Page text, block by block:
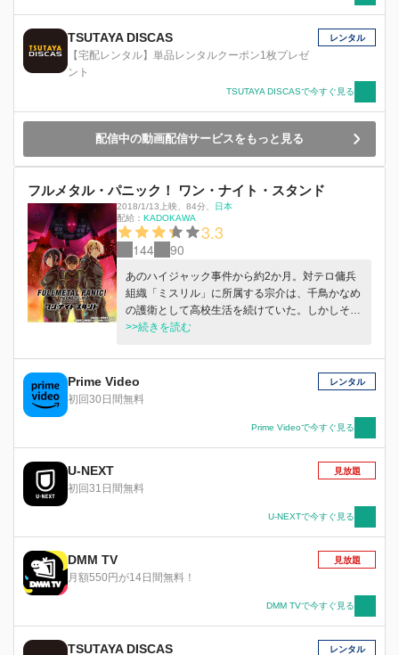
TSUTAYA DISCAS
【宅配レンタル】単品レンタルクーポン1枚プレゼ
ント
レンタル
TSUTAYA DISCASで今すぐ見る
配信中の動画配信サービスをもっと見る
フルメタル・パニック！ ワン・ナイト・スタンド
2018/1/13上映 84分
日本
配給： KADOKAWA
3.3
144 90
あのハイジャック事件から約2か月。対テロ傭兵
組織「ミスリル」に所属する宗介は、千鳥かなめ
の護衛として高校生活を続けていた。しかしそん
なある日、「ミスリル」が持つ最新鋭潜水艦の女
暗躍を始めた。
>>続きを読む
Prime Video
初回30日間無料
レンタル
Prime Videoで今すぐ見る
U-NEXT
初回31日間無料
見放題
U-NEXTで今すぐ見る
DMM TV
月額550円が14日間無料！
見放題
DMM TVで今すぐ見る
TSUTAYA DISCAS レンタル